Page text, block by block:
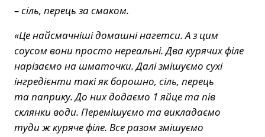
– сіль, перець за смаком.
«Це найсмачніші домашні нагетси. А з цим
соусом вони просто нереальні. Два курячих філе
нарізаємо на шматочки. Далі змішуємо сухі
інгредієнти такі як борошно, сіль, перець
та паприку. До них додаємо 1 яйце та пів
склянки води. Перемішуємо та викладаємо
туди ж куряче філе. Все разом змішуємо